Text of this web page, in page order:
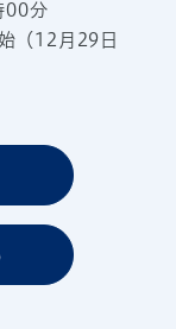
00分
（12月29日